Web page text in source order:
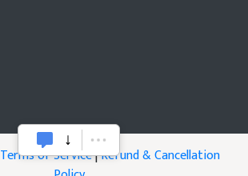
Terms of Service|Refund & Cancellation